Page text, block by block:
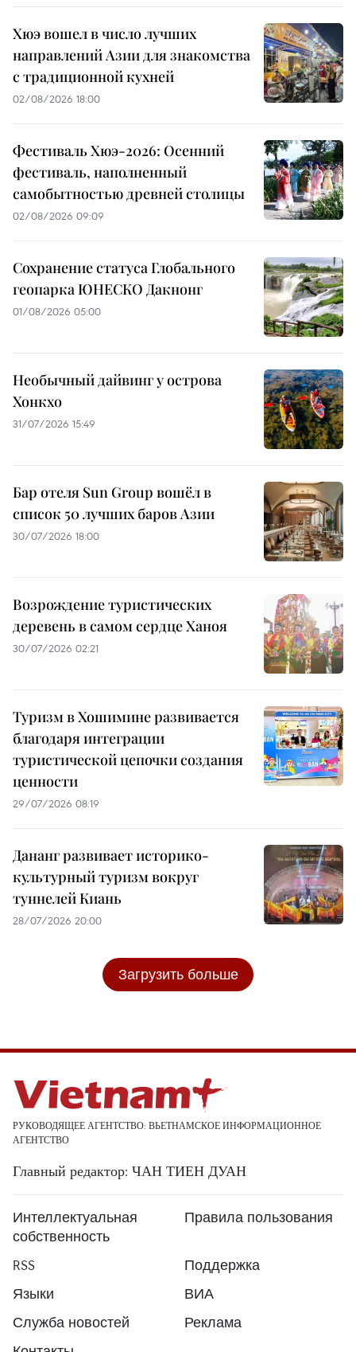
Хюэ вошел в число лучших
направлений Азии для знакомства
с традиционной кухней
02/08/2026 18:00
Фестиваль Хюэ-2026: Осенний
фестиваль, наполненный
самобытностью древней столицы
02/08/2026 09:09
Сохранение статуса Глобального
геопарка ЮНЕСКО Дакнонг
01/08/2026 05:00
Необычный дайвинг у острова
Хонкхо
31/07/2026 15:49
Бар отеля Sun Group вошёл в
список 50 лучших баров Азии
30/07/2026 18:00
Возрождение туристических
деревень в самом сердце Ханоя
30/07/2026 02:21
Туризм в Хошимине развивается
благодаря интеграции
туристической цепочки создания
ценности
29/07/2026 08:19
Дананг развивает историко-
культурный туризм вокруг
туннелей Киань
28/07/2026 20:00
Загрузить больше
РУКОВОДЯЩЕЕ АГЕНТСТВО: ВЬЕТНАМСКОЕ ИНФОРМАЦИОННОЕ
АГЕНТСТВО
Главный редактор: ЧАН ТИЕН ДУАН
Интеллектуальная
собственность
Правила пользования
RSS
Поддержка
Языки
ВИА
Служба новостей
Реклама